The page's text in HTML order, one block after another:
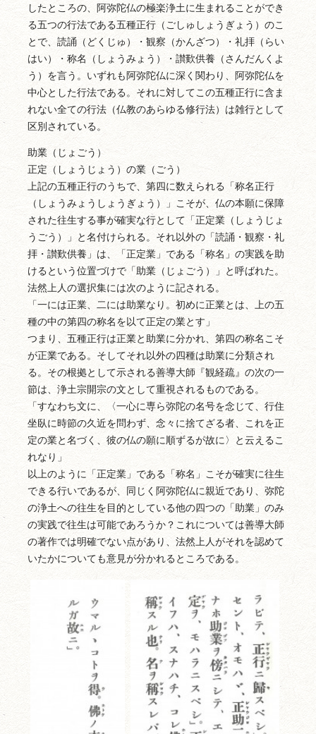
したところの、阿弥陀仏の極楽浄土に生まれることができ
る五つの行法である五種正行（ごしゅしょうぎょう）のこ
とで、読誦（どくじゅ）・観察（かんざつ）・礼拝（らい
はい）・称名（しょうみょう）・讃歎供養（さんだんくよ
う）を言う。いずれも阿弥陀仏に深く関わり、阿弥陀仏を
中心とした行法である。それに対してこの五種正行に含ま
れない全ての行法（仏教のあらゆる修行法）は雑行として
区別されている。
助業（じょごう）
正定（しょうじょう）の業（ごう）
上記の五種正行のうちで、第四に数えられる「称名正行
（しょうみょうしょうぎょう）」こそが、仏の本願に保障
された往生する事が確実な行として「正定業（しょうじょ
うごう）」と名付けられる。それ以外の「読誦・観察・礼
拝・讃歎供養」は、「正定業」である「称名」の実践を助
けるという位置づけで「助業（じょごう）」と呼ばれた。
法然上人の選択集には次のように記される。
「一には正業、二には助業なり。初めに正業とは、上の五
種の中の第四の称名を以て正定の業とす」
つまり、五種正行は正業と助業に分かれ、第四の称名こそ
が正業である。そしてそれ以外の四種は助業に分類され
る。その根拠として示される善導大師『観経疏』の次の一
節は、浄土宗開宗の文として重視されるものである。
「すなわち文に、〈一心に専ら弥陀の名号を念じて、行住
坐臥に時節の久近を問わず、念々に捨てざる者、これを正
定の業と名づく、彼の仏の願に順ずるが故に〉と云えるこ
れなり」
以上のように「正定業」である「称名」こそが確実に往生
できる行いであるが、同じく阿弥陀仏に親近であり、弥陀
の浄土への往生を目的としている他の四つの「助業」のみ
の実践で往生は可能であろうか？これについては善導大師
の著作では明確でない点があり、法然上人がそれを認めて
いたかについても意見が分かれるところである。